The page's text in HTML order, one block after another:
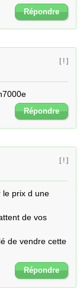
Répondre
[ ! ]
Répondre
[ ! ]
le prix d une
de vos
de vendre cette
Répondre